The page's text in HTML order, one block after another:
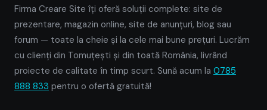
Firma Creare Site îți oferă soluții complete: site de
prezentare, magazin online, site de anunțuri, blog sau
forum — toate la cheie și la cele mai bune prețuri. Lucrăm
cu clienți din Tomuţeşti și din toată România, livrând
proiecte de calitate în timp scurt. Sună acum la 0785
888 833 pentru o ofertă gratuită!